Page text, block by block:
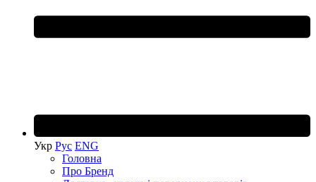
Укр Рус ENG
Головна
Про Бренд